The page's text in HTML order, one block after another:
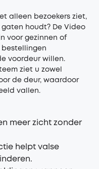
alleen bezoekers ziet,
houdt? De Video
voor gezinnen of
bestellingen
voordeur willen.
ziet u zowel
de deur, waardoor
vallen.
meer zicht zonder
helpt valse